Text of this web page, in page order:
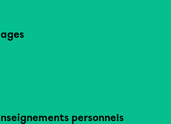
personnels